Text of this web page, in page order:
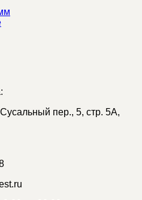
пер., 5, стр. 5А,